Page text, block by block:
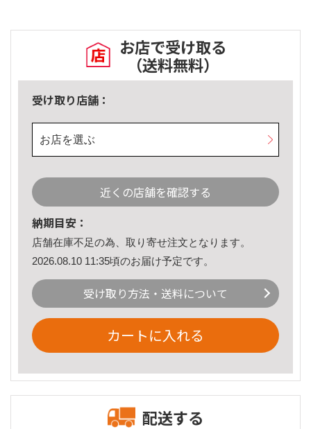
お店で受け取る
（送料無料）
受け取り店舗：
お店を選ぶ
近くの店舗を確認する
納期目安：
店舗在庫不足の為、取り寄せ注文となります。
2026.08.10 11:35頃のお届け予定です。
受け取り方法・送料について
カートに入れる
配送する